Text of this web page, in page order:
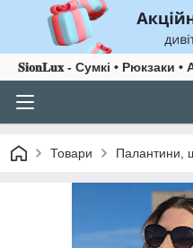
𝐒𝐢𝐨𝐧𝐋𝐮𝐱 - Сумкі • Рюкзаки •
Товари Палантини,